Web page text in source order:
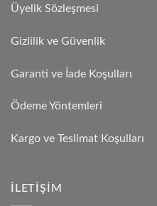
Üyelik Sözleşmesi
Gizlilik ve Güvenlik
Garanti ve İade Koşulları
Ödeme Yöntemleri
Kargo ve Teslimat Koşulları
İLETIŞIM